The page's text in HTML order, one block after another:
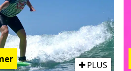
PLUS